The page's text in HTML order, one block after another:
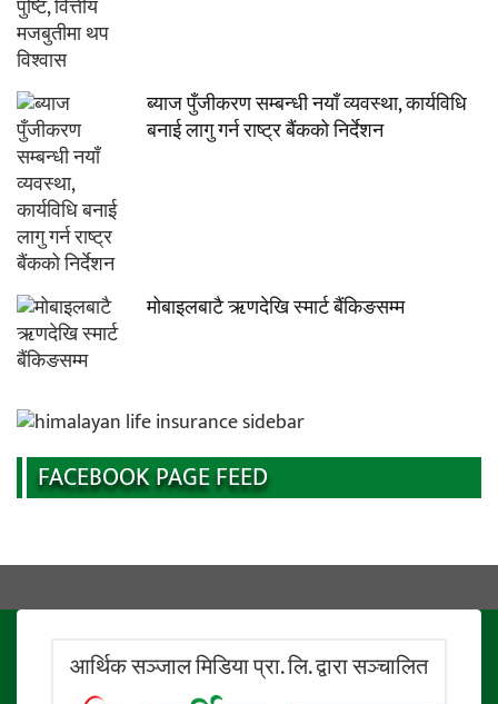
ब्याज पुँजीकरण सम्बन्धी नयाँ व्यवस्था, कार्यविधि
बनाई लागु गर्न राष्ट्र बैंकको निर्देशन
मोबाइलबाटै ऋणदेखि स्मार्ट बैंकिङसम्म
FACEBOOK PAGE FEED
आर्थिक सञ्जाल मिडिया प्रा. लि. द्वारा सञ्चालित